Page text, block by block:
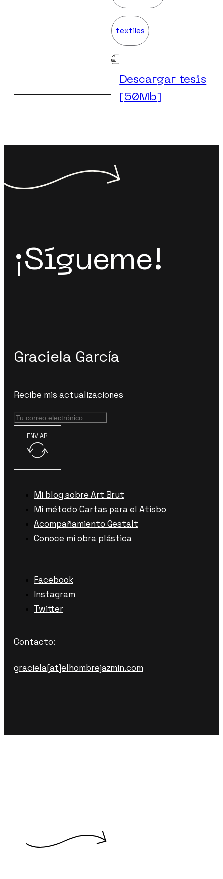
textiles
Descargar tesis
[50Mb]
¡Sígueme!
Graciela García
Recibe mis actualizaciones
ENVIAR
Mi blog sobre Art Brut
Mi método Cartas para el Atisbo
Acompañamiento Gestalt
Conoce mi obra plástica
Facebook
Instagram
Twitter
Contacto:
graciela[at]elhombrejazmin.com